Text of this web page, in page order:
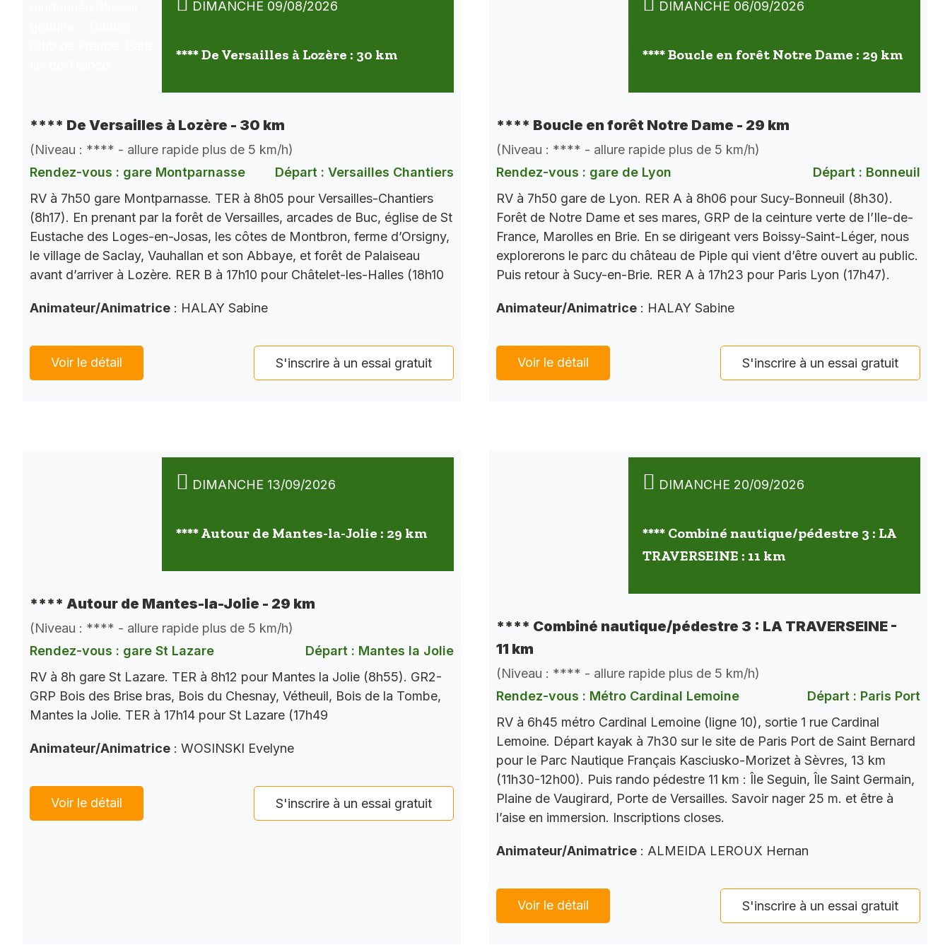
DIMANCHE 09/08/2026
**** De Versailles à Lozère : 30 km
**** De Versailles à Lozère - 30 km
(Niveau : **** - allure rapide plus de 5 km/h)
Rendez-vous : gare Montparnasse
Départ : Versailles Chantiers
RV à 7h50 gare Montparnasse. TER à 8h05 pour Versailles-Chantiers
(8h17). En prenant par la forêt de Versailles, arcades de Buc, église de St
Eustache des Loges-en-Josas, les côtes de Montbron, ferme d’Orsigny,
le village de Saclay, Vauhallan et son Abbaye, et forêt de Palaiseau
avant d’arriver à Lozère. RER B à 17h10 pour Châtelet-les-Halles (18h10
Animateur/Animatrice : HALAY Sabine
Voir le détail S'inscrire à un essai gratuit
DIMANCHE 06/09/2026
**** Boucle en forêt Notre Dame : 29 km
**** Boucle en forêt Notre Dame - 29 km
(Niveau : **** - allure rapide plus de 5 km/h)
Rendez-vous : gare de Lyon
Départ : Bonneuil
RV à 7h50 gare de Lyon. RER A à 8h06 pour Sucy-Bonneuil (8h30).
Forêt de Notre Dame et ses mares, GRP de la ceinture verte de l’Ile-de-
France, Marolles en Brie. En se dirigeant vers Boissy-Saint-Léger, nous
explorerons le parc du château de Piple qui vient d’être ouvert au public.
Puis retour à Sucy-en-Brie. RER A à 17h23 pour Paris Lyon (17h47).
Animateur/Animatrice : HALAY Sabine
Voir le détail S'inscrire à un essai gratuit
DIMANCHE 13/09/2026
**** Autour de Mantes-la-Jolie : 29 km
**** Autour de Mantes-la-Jolie - 29 km
(Niveau : **** - allure rapide plus de 5 km/h)
Rendez-vous : gare St Lazare
Départ : Mantes la Jolie
RV à 8h gare St Lazare. TER à 8h12 pour Mantes la Jolie (8h55). GR2-
GRP Bois des Brise bras, Bois du Chesnay, Vétheuil, Bois de la Tombe,
Mantes la Jolie. TER à 17h14 pour St Lazare (17h49
Animateur/Animatrice : WOSINSKI Evelyne
Voir le détail S'inscrire à un essai gratuit
DIMANCHE 20/09/2026
**** Combiné nautique/pédestre 3 : LA
TRAVERSEINE : 11 km
**** Combiné nautique/pédestre 3 : LA TRAVERSEINE -
11 km
(Niveau : **** - allure rapide plus de 5 km/h)
Rendez-vous : Métro Cardinal Lemoine
Départ : Paris Port
RV à 6h45 métro Cardinal Lemoine (ligne 10), sortie 1 rue Cardinal
Lemoine. Départ kayak à 7h30 sur le site de Paris Port de Saint Bernard
pour le Parc Nautique Français Kasciusko-Morizet à Sèvres, 13 km
(11h30-12h00). Puis rando pédestre 11 km : Île Seguin, Île Saint Germain,
Plaine de Vaugirard, Porte de Versailles. Savoir nager 25 m. et être à
l’aise en immersion. Inscriptions closes.
Animateur/Animatrice : ALMEIDA LEROUX Hernan
Voir le détail S'inscrire à un essai gratuit